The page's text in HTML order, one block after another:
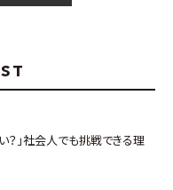
？」社会人でも挑戦できる理